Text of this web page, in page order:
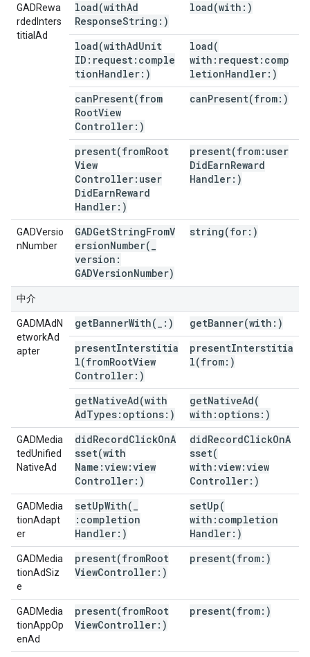
GADRewa
rdedInters
titialAd
load(withAd
ResponseString:)
load(with:)
load(withAdUnit
ID:request:comple
tionHandler:)
load(
with:request:comp
letionHandler:)
canPresent(from
RootView
Controller:)
canPresent(from:)
present(fromRoot
View
Controller:user
DidEarnReward
Handler:)
present(from:user
DidEarnReward
Handler:)
GADVersio
nNumber
GADGetStringFromV
ersionNumber(
version:
GADVersionNumber)
string(for:)
中介
GADMAdN
etworkAd
apter
getBannerWith( :) getBanner(with:)
presentInterstitia
l(fromRootView
Controller:)
presentInterstitia
l(from:)
getNativeAd(with
AdTypes:options:)
getNativeAd(
with:options:)
GADMedia
tedUnified
NativeAd
didRecordClickOnA
sset(with
Name:view:view
Controller:)
didRecordClickOnA
sset(
with:view:view
Controller:)
GADMedia
tionAdapt
er
setUpWith(
:completion
Handler:)
setUp(
with:completion
Handler:)
GADMedia
tionAdSiz
e
present(fromRoot
ViewController:)
present(from:)
GADMedia
tionAppOp
enAd
present(fromRoot
ViewController:)
present(from:)